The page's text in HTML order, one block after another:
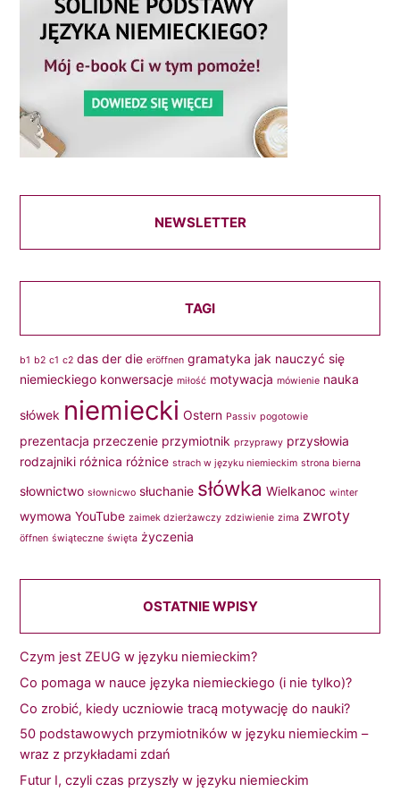
NEWSLETTER
TAGI
b1 b2 c1 c2 das der die eröffnen gramatyka jak nauczyć się
niemieckiego konwersacje miłość motywacja mówienie nauka
słówek niemiecki Ostern Passiv pogotowie
prezentacja przeczenie przymiotnik przyprawy przysłowia
rodzajniki różnica różnice strach w języku niemieckim strona bierna
słownictwo słownicwo słuchanie słówka Wielkanoc winter
wymowa YouTube zaimek dzierżawczy zdziwienie zima zwroty
öffnen świąteczne święta życzenia
OSTATNIE WPISY
Czym jest ZEUG w języku niemieckim?
Co pomaga w nauce języka niemieckiego (i nie tylko)?
Co zrobić, kiedy uczniowie tracą motywację do nauki?
50 podstawowych przymiotników w języku niemieckim –
wraz z przykładami zdań
Futur I, czyli czas przyszły w języku niemieckim